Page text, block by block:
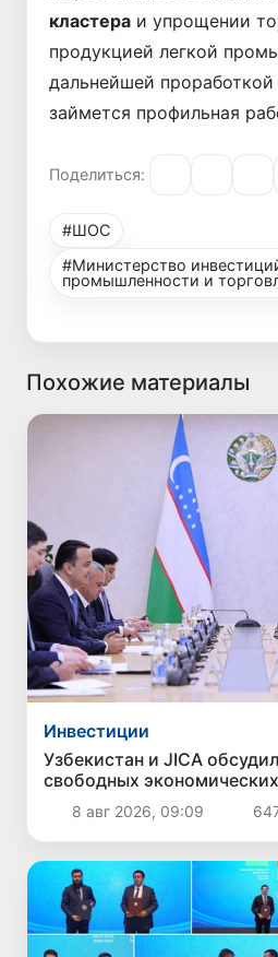
кластера и упрощении
продукцией легкой
дальнейшей проработкой
займется профильная
Поделиться:
#ШОС
#Министерство
промышленности и
Похожие материалы
Инвестиции
Узбекистан и JICA
свободных
привлечение инвестиций
8 авг 2026, 09:09